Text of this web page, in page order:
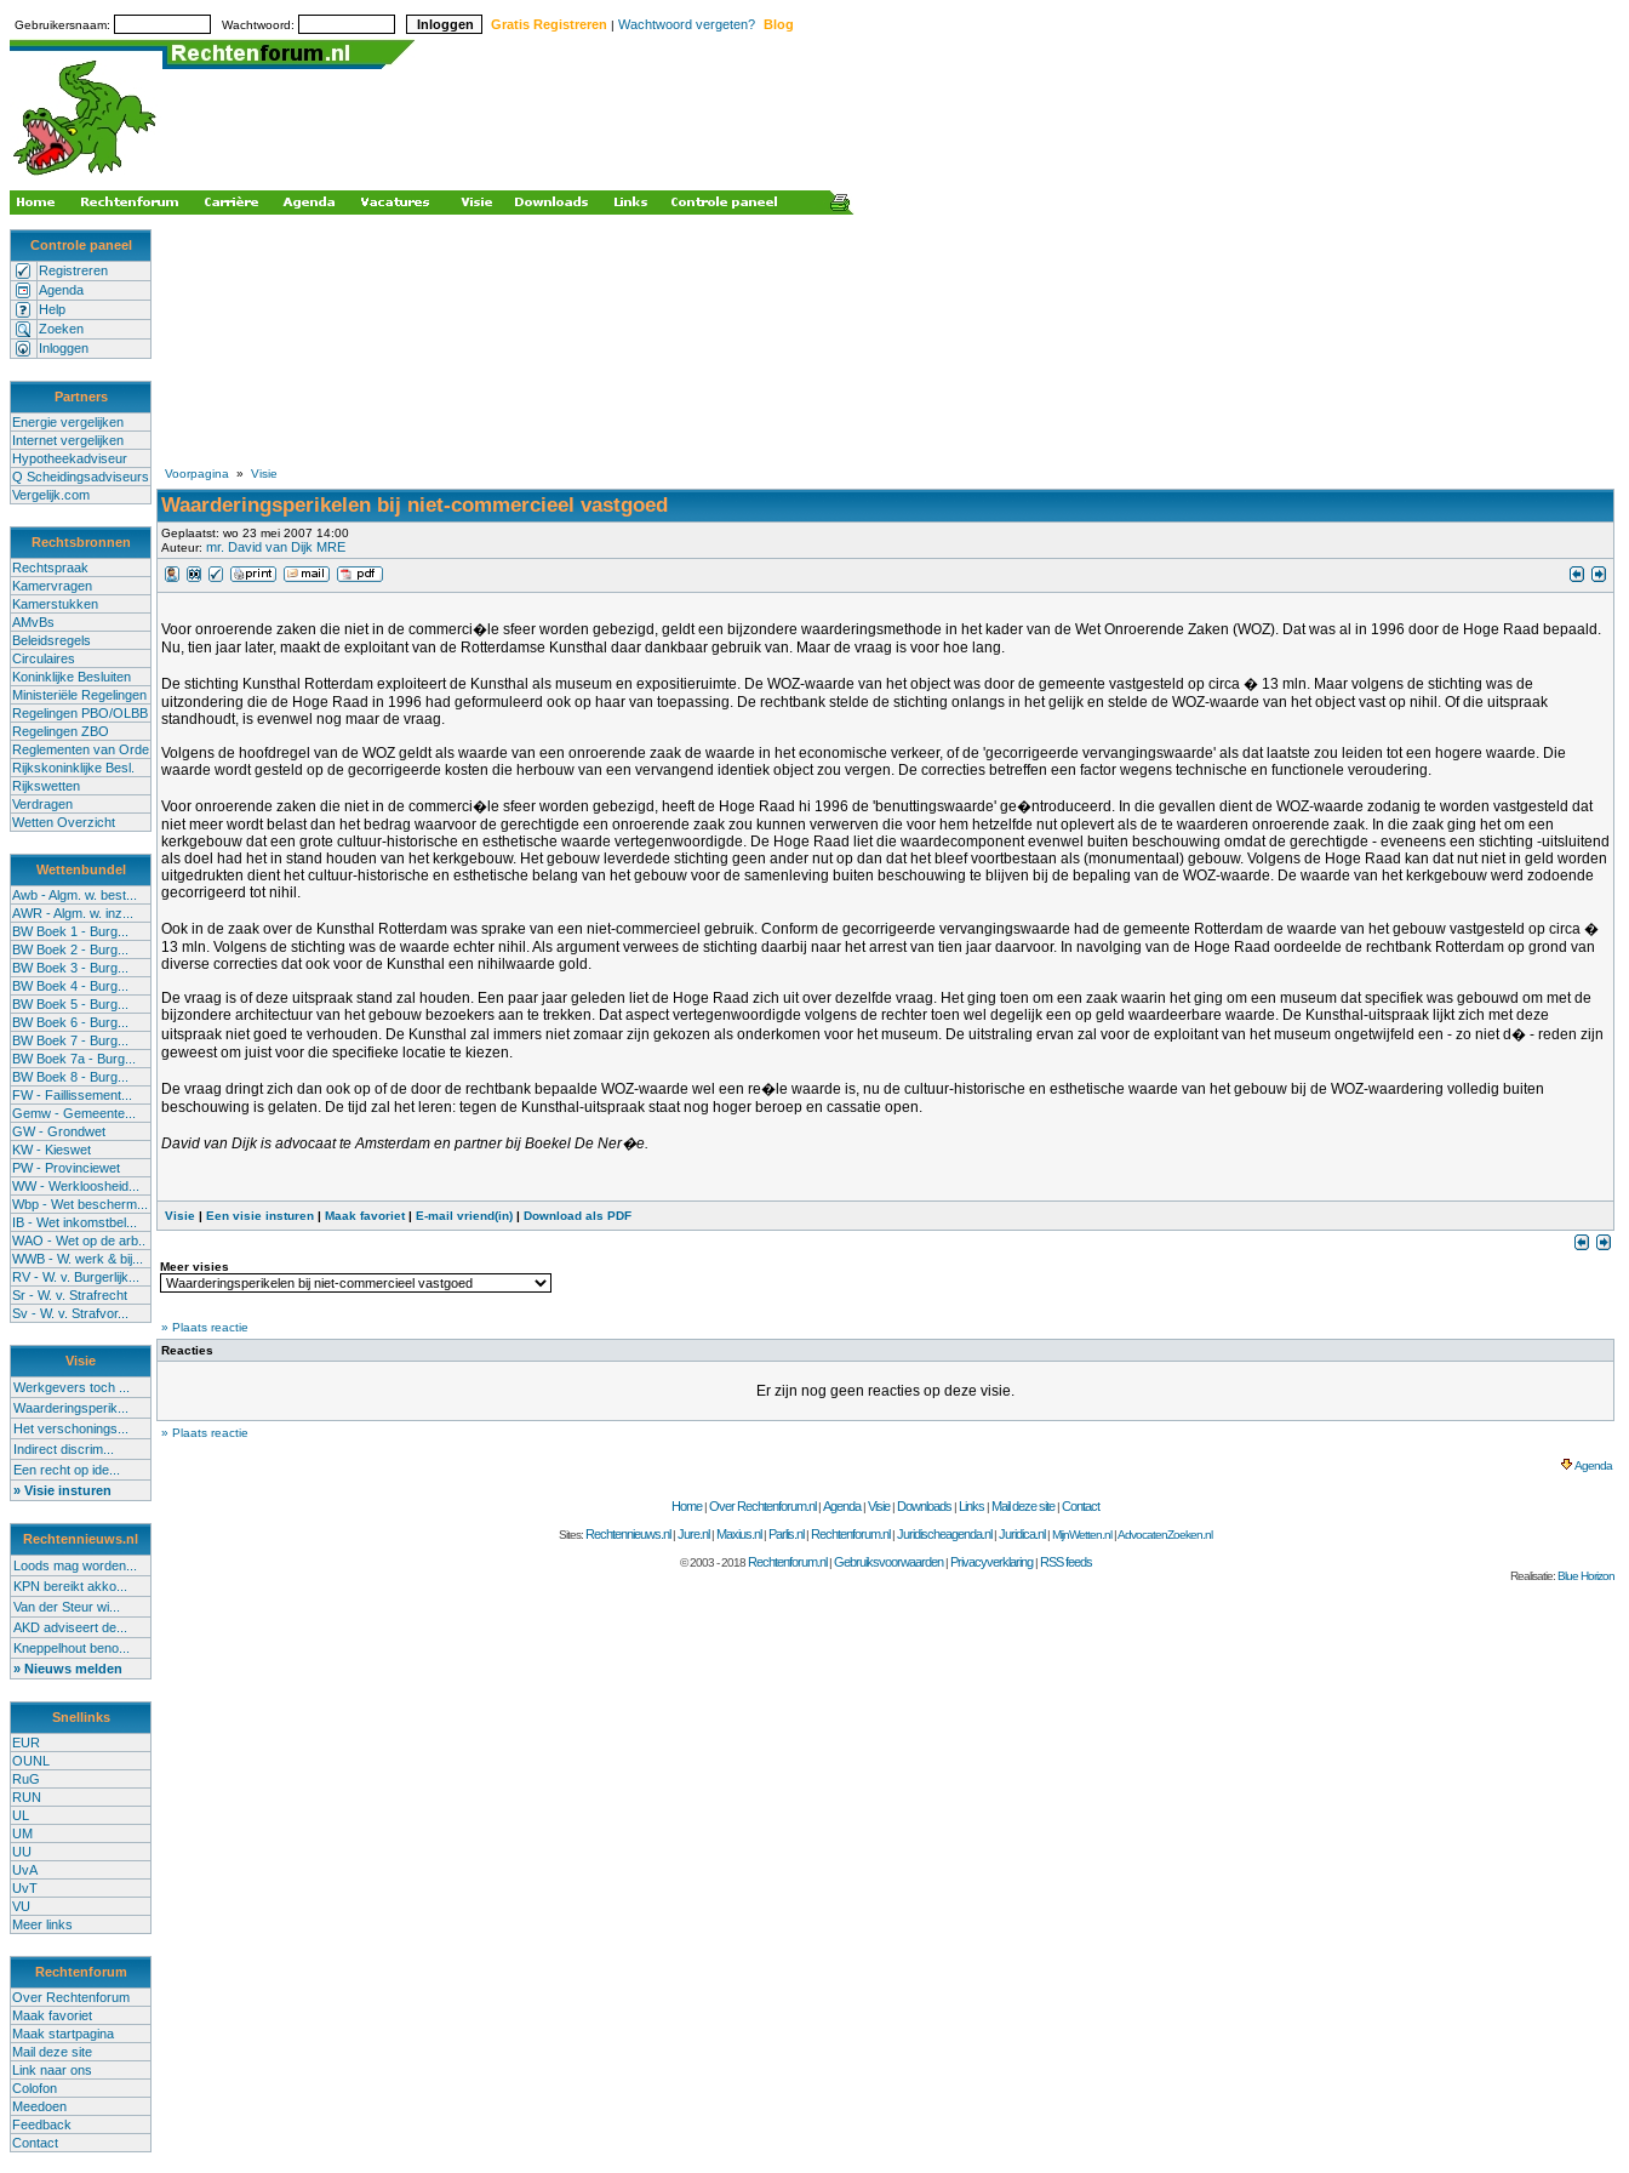
Gebruikersnaam: Wachtwoord: Gratis Registreren | Wachtwoord vergeten? Blog
Controle paneel
Registreren
Agenda
Help
Zoeken
Inloggen
Partners
Energie vergelijken
Internet vergelijken
Hypotheekadviseur
Q Scheidingsadviseurs
Vergelijk.com
Rechtsbronnen
Rechtspraak
Kamervragen
Kamerstukken
AMvBs
Beleidsregels
Circulaires
Koninklijke Besluiten
Ministeriële Regelingen
Regelingen PBO/OLBB
Regelingen ZBO
Reglementen van Orde
Rijkskoninklijke Besl.
Rijkswetten
Verdragen
Wetten Overzicht
Wettenbundel
Awb - Algm. w. best...
AWR - Algm. w. inz...
BW Boek 1 - Burg...
BW Boek 2 - Burg...
BW Boek 3 - Burg...
BW Boek 4 - Burg...
BW Boek 5 - Burg...
BW Boek 6 - Burg...
BW Boek 7 - Burg...
BW Boek 7a - Burg...
BW Boek 8 - Burg...
FW - Faillissement...
Gemw - Gemeente...
GW - Grondwet
KW - Kieswet
PW - Provinciewet
WW - Werkloosheid...
Wbp - Wet bescherm...
IB - Wet inkomstbel...
WAO - Wet op de arb..
WWB - W. werk & bij...
RV - W. v. Burgerlijk...
Sr - W. v. Strafrecht
Sv - W. v. Strafvor...
Visie
Werkgevers toch ...
Waarderingsperik...
Het verschonings...
Indirect discrim...
Een recht op ide...
» Visie insturen
Rechtennieuws.nl
Loods mag worden...
KPN bereikt akko...
Van der Steur wi...
AKD adviseert de...
Kneppelhout beno...
» Nieuws melden
Snellinks
EUR
OUNL
RuG
RUN
UL
UM
UU
UvA
UvT
VU
Meer links
Rechtenforum
Over Rechtenforum
Maak favoriet
Maak startpagina
Mail deze site
Link naar ons
Colofon
Meedoen
Feedback
Contact
Voorpagina » Visie
Waarderingsperikelen bij niet-commercieel vastgoed
Geplaatst: wo 23 mei 2007 14:00
Auteur: mr. David van Dijk MRE
Voor onroerende zaken die niet in de commerci�le sfeer worden gebezigd, geldt een bijzondere waarderingsmethode in het kader van de Wet Onroerende Zaken (WOZ). Dat was al in 1996 door de Hoge Raad bepaald.
Nu, tien jaar later, maakt de exploitant van de Rotterdamse Kunsthal daar dankbaar gebruik van. Maar de vraag is voor hoe lang.
De stichting Kunsthal Rotterdam exploiteert de Kunsthal als museum en expositieruimte. De WOZ-waarde van het object was door de gemeente vastgesteld op circa � 13 mln. Maar volgens de stichting was de
uitzondering die de Hoge Raad in 1996 had geformuleerd ook op haar van toepassing. De rechtbank stelde de stichting onlangs in het gelijk en stelde de WOZ-waarde van het object vast op nihil. Of die uitspraak
standhoudt, is evenwel nog maar de vraag.
Volgens de hoofdregel van de WOZ geldt als waarde van een onroerende zaak de waarde in het economische verkeer, of de 'gecorrigeerde vervangingswaarde' als dat laatste zou leiden tot een hogere waarde. Die
waarde wordt gesteld op de gecorrigeerde kosten die herbouw van een vervangend identiek object zou vergen. De correcties betreffen een factor wegens technische en functionele veroudering.
Voor onroerende zaken die niet in de commerci�le sfeer worden gebezigd, heeft de Hoge Raad hi 1996 de 'benuttingswaarde' ge�ntroduceerd. In die gevallen dient de WOZ-waarde zodanig te worden vastgesteld dat
niet meer wordt belast dan het bedrag waarvoor de gerechtigde een onroerende zaak zou kunnen verwerven die voor hem hetzelfde nut oplevert als de te waarderen onroerende zaak. In die zaak ging het om een
kerkgebouw dat een grote cultuur-historische en esthetische waarde vertegenwoordigde. De Hoge Raad liet die waardecomponent evenwel buiten beschouwing omdat de gerechtigde - eveneens een stichting -uitsluitend
als doel had het in stand houden van het kerkgebouw. Het gebouw leverdede stichting geen ander nut op dan dat het bleef voortbestaan als (monumentaal) gebouw. Volgens de Hoge Raad kan dat nut niet in geld worden
uitgedrukten dient het cultuur-historische en esthetische belang van het gebouw voor de samenleving buiten beschouwing te blijven bij de bepaling van de WOZ-waarde. De waarde van het kerkgebouw werd zodoende
gecorrigeerd tot nihil.
Ook in de zaak over de Kunsthal Rotterdam was sprake van een niet-commercieel gebruik. Conform de gecorrigeerde vervangingswaarde had de gemeente Rotterdam de waarde van het gebouw vastgesteld op circa �
13 mln. Volgens de stichting was de waarde echter nihil. Als argument verwees de stichting daarbij naar het arrest van tien jaar daarvoor. In navolging van de Hoge Raad oordeelde de rechtbank Rotterdam op grond van
diverse correcties dat ook voor de Kunsthal een nihilwaarde gold.
De vraag is of deze uitspraak stand zal houden. Een paar jaar geleden liet de Hoge Raad zich uit over dezelfde vraag. Het ging toen om een zaak waarin het ging om een museum dat specifiek was gebouwd om met de
bijzondere architectuur van het gebouw bezoekers aan te trekken. Dat aspect vertegenwoordigde volgens de rechter toen wel degelijk een op geld waardeerbare waarde. De Kunsthal-uitspraak lijkt zich met deze
uitspraak niet goed te verhouden. De Kunsthal zal immers niet zomaar zijn gekozen als onderkomen voor het museum. De uitstraling ervan zal voor de exploitant van het museum ongetwijfeld een - zo niet d� - reden zijn
geweest om juist voor die specifieke locatie te kiezen.
De vraag dringt zich dan ook op of de door de rechtbank bepaalde WOZ-waarde wel een re�le waarde is, nu de cultuur-historische en esthetische waarde van het gebouw bij de WOZ-waardering volledig buiten
beschouwing is gelaten. De tijd zal het leren: tegen de Kunsthal-uitspraak staat nog hoger beroep en cassatie open.
David van Dijk is advocaat te Amsterdam en partner bij Boekel De Ner�e.
Visie | Een visie insturen | Maak favoriet| E-mail vriend(in) | Download als PDF
Meer visies
» Plaats reactie
Reacties
Er zijn nog geen reacties op deze visie.
» Plaats reactie
Agenda
Home|Over Rechtenforum.nl |Agenda|Visie|Downloads |Links |Mail deze site|Contact
Sites:Rechtennieuws.nl |Jure.nl |Maxius.nl |Parlis.nl |Rechtenforum.nl |Juridischeagenda.nl |Juridica.nl |MijnWetten.nl|AdvocatenZoeken.nl
© 2003 - 2018Rechtenforum.nl|Gebruiksvoorwaarden|Privacyverklaring|RSS feeds
Realisatie:Blue Horizon